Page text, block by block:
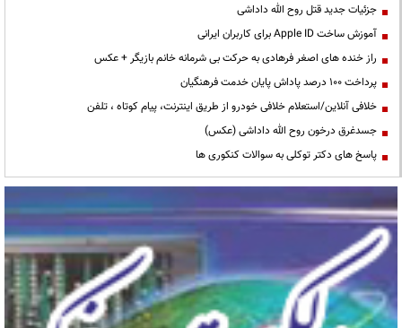
جزئیات جدید قتل روح الله داداشی
آموزش ساخت Apple ID برای کاربران ایرانی
راز خنده های اصغر فرهادی به حرکت بی شرمانه خانم بازیگر + عکس
پرداخت ۱۰۰ درصد پاداش پایان خدمت فرهنگیان
خلافی آنلاین/استعلام خلافی خودرو از طریق اینترنت، پیام کوتاه ، تلفن
جسدغرق درخون روح الله داداشی (عکس)
پاسخ های دکتر توکلی به سوالات کنکوری ها